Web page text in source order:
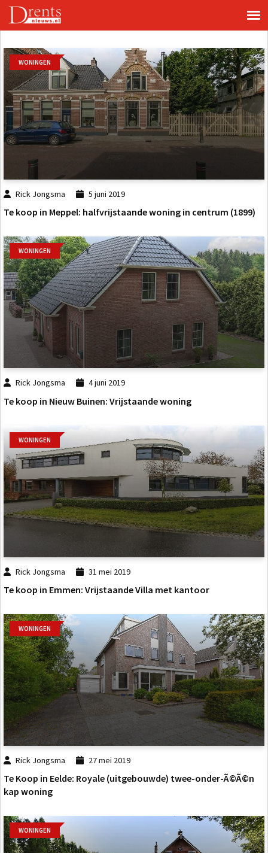
WONINGEN
Rick Jongsma 5 juni 2019
Te koop in Meppel: halfvrijstaande woning in centrum (1899)
WONINGEN
Rick Jongsma 4 juni 2019
Te koop in Nieuw Buinen: Vrijstaande woning
WONINGEN
Rick Jongsma 31 mei 2019
Te koop in Emmen: Vrijstaande Villa met kantoor
WONINGEN
Rick Jongsma 27 mei 2019
Te Koop in Eelde: Royale (uitgebouwde) twee-onder-Ã©Ã©n
kap woning
WONINGEN